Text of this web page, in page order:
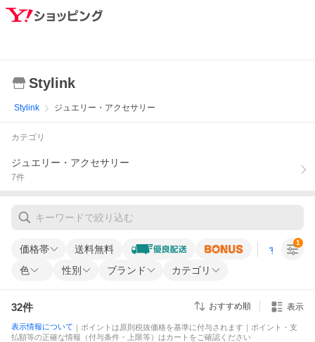
Stylink
Stylink ジュエリー・アクセサリー
カテゴリ
ジュエリー・アクセサリー
7件
価格帯 送料無料 すべての条
色 性別 ブランド カテゴリ
1
32件 おすすめ順 表示
表示情報について ｜ポイントは原則税抜価格を基準に付与されます｜ポイント・支
払額等の正確な情報（付与条件・上限等）はカートをご確認ください